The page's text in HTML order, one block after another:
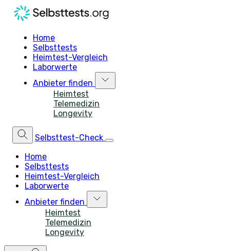
Home
Selbsttests
Heimtest-Vergleich
Laborwerte
Anbieter finden
Heimtest
Telemedizin
Longevity
Selbsttest-Check
Home
Selbsttests
Heimtest-Vergleich
Laborwerte
Anbieter finden
Heimtest
Telemedizin
Longevity